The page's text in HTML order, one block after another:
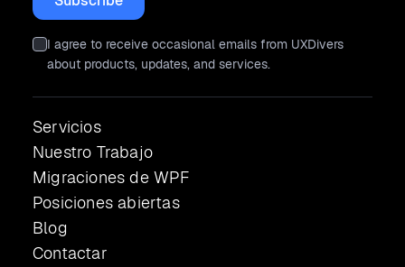
I agree to receive occasional emails from UXDivers
about products, updates, and services.
Servicios
Nuestro Trabajo
Migraciones de WPF
Posiciones abiertas
Blog
Contactar